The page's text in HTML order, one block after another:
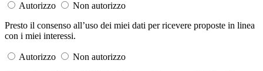
Autorizzo
Non autorizzo
Presto il consenso all’uso dei miei dati per ricevere proposte in linea
con i miei interessi.
Autorizzo
Non autorizzo